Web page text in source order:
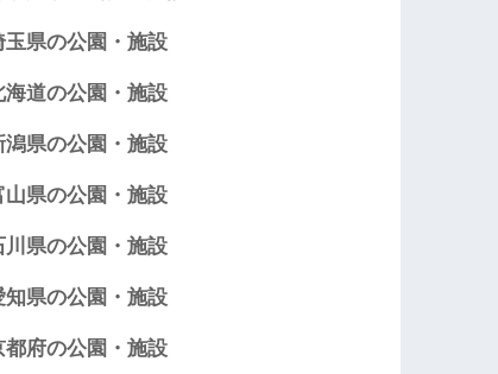
玉県の公園・施設
海道の公園・施設
潟県の公園・施設
山県の公園・施設
川県の公園・施設
知県の公園・施設
都府の公園・施設